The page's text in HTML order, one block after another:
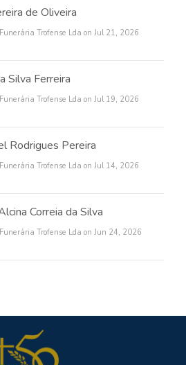
de Oliveira
Trofense Lda on Jul 21, 2026
Silva Ferreira
Trofense Lda on Jul 19, 2026
Rodrigues Pereira
Trofense Lda on Jul 14, 2026
Correia da Silva
Trofense Lda on Jun 24, 2026